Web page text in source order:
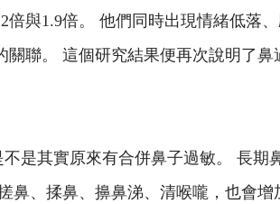
與1.9倍。 他們同時出現情緒低落
聯。 這個研究結果便再次說明了
是其實原來有合併鼻子過敏。 長期
、揉鼻、擤鼻涕、清喉嚨，也會